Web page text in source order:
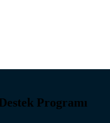
Programı